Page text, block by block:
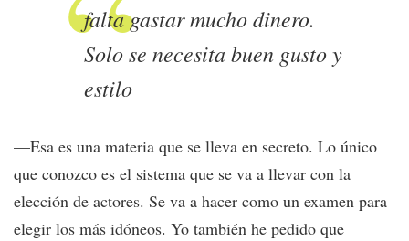
falta gastar mucho dinero.
Solo se necesita buen gusto y
estilo
—Esa es una materia que se lleva en secreto. Lo único
que conozco es el sistema que se va a llevar con la
elección de actores. Se va a hacer como un examen para
elegir los más idóneos. Yo también he pedido que